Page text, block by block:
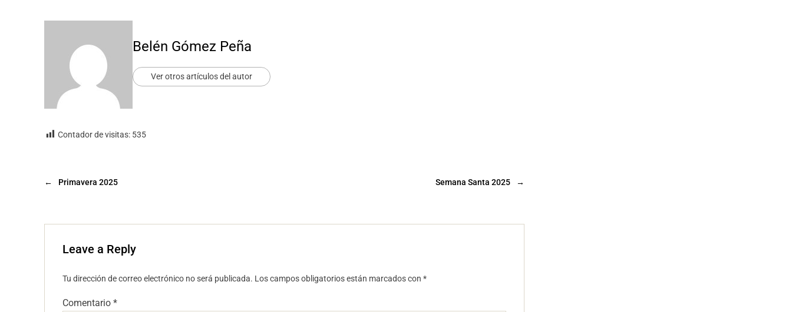
Belén Gómez Peña
Ver otros artículos del autor
Contador de visitas: 535
← Primavera 2025 →
Semana Santa 2025
Leave a Reply
Tu dirección de correo electrónico no será publicada. Los campos obligatorios están marcados con *
Comentario *